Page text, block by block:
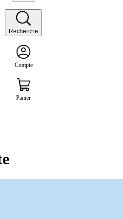
Recherche
Compte
Panier